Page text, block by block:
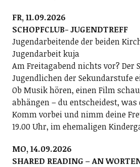
FR, 11.09.2026
SCHOPFCLUB- JUGENDTREFF
Jugendarbeitende der beiden
Jugendarbeit kuja
Am Freitagabend nichts vor? Der
Jugendlichen der Sekundarstufe
Ob Musik hören, einen Film
abhängen – du entscheidest,
Komm vorbei und nimm deine
19.00 Uhr, im ehemaligen
MO, 14.09.2026
SHARED READING – AN